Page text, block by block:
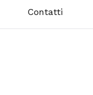
Contatti